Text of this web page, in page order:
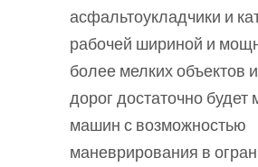
асфальтоукладчики и
рабочей шириной и
более мелких объектов
дорог достаточно
машин с возможностью
маневрирования в